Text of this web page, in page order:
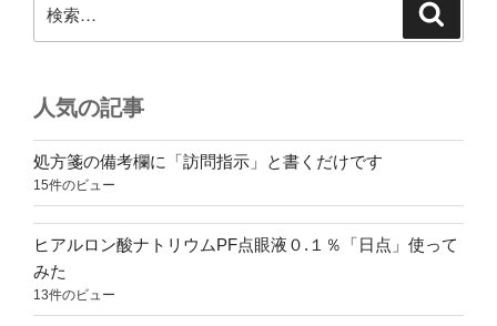
索:
人気の記事
処方箋の備考欄に「訪問指示」と書くだけです
15件のビュー
ヒアルロン酸ナトリウムPF点眼液０.１％「日点」使って
みた
13件のビュー